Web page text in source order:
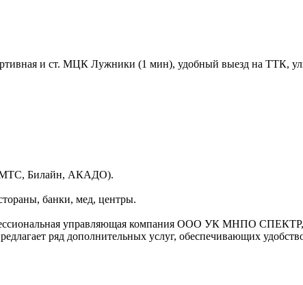
и ст. МЦК Лужники (1 мин), удобный выезд на ТТК,
(МТС, Билайн, АКАДО).
банки, мед, центры.
управляющая компания ООО УК МНПО СПЕКТР,
ряд дополнительных услуг, обеспечивающих